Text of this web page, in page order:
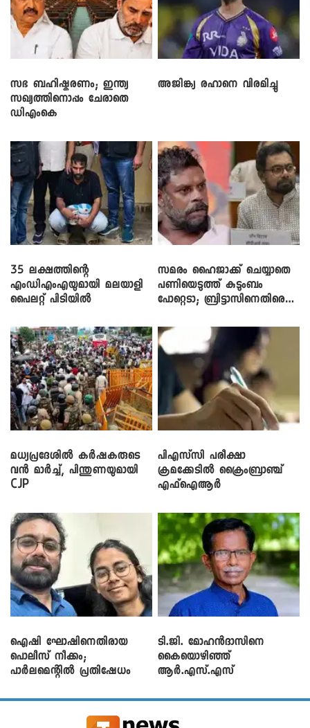
സഭ ബഹിഷ്കരണം; ഇന്ത്യ
സഖ്യത്തിനൊപ്പം ചേരാതെ
ഡിഎംകെ
അജിങ്ക്യ രഹാനെ വിരമിച്ചു
35 ലക്ഷത്തിന്റെ
എംഡിഎംഎയുമായി മലയാളി
പൈലറ്റ് പിടിയിൽ
സമരം ഹൈജാക്ക് ചെയ്യാതെ
പണിയെടുത്ത് കുടുംബം
പോറ്റെടാ; ബ്രിട്ടാസിനെതിരെ
മധ്യപ്രദേശിൽ കർഷകരുടെ
വൻ മാർച്ച്, പിന്തുണയുമായി
CJP
പിഎസ്‌സി പരീക്ഷാ
ക്രമക്കേ‌ടിൽ ക്രൈംബ്രാഞ്ച്
എഫ്ഐആർ
ഐഷി ഘോഷിനെതിരായ
പൊലീസ് നീക്കം;
പാര്‍ലമെന്റിൽ പ്രതിഷേധം
ടി.ജി. മോഹൻദാസിനെ
കൈയൊഴിഞ്ഞ്
ആർ.എസ്.എസ്